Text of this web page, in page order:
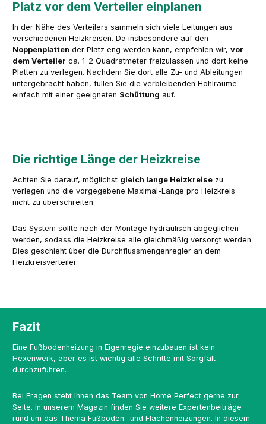
Platz vor dem Verteiler einplanen
In der Nähe des Verteilers sammeln sich viele Leitungen aus
verschiedenen Heizkreisen. Da insbesondere auf den
Noppenplatten der Platz eng werden kann, empfehlen wir, vor
dem Verteiler ca. 1-2 Quadratmeter freizulassen und dort keine
Platten zu verlegen. Nachdem Sie dort alle Zu- und Ableitungen
untergebracht haben, füllen Sie die verbleibenden Hohlräume
einfach mit einer geeigneten Schüttung auf.
Die richtige Länge der Heizkreise
Achten Sie darauf, möglichst gleich lange Heizkreise zu
verlegen und die vorgegebene Maximal-Länge pro Heizkreis
nicht zu überschreiten.
Das System sollte nach der Montage hydraulisch abgeglichen
werden, sodass die Heizkreise alle gleichmäßig versorgt werden.
Dies geschieht über die Durchflussmengenregler an dem
Heizkreisverteiler.
Fazit
Eine Fußbodenheizung in Eigenregie einzubauen ist kein
Hexenwerk, aber es ist wichtig alle Schritte mit Sorgfalt
durchzuführen.
Bei Fragen steht Ihnen das Team von Home Perfect gerne zur
Seite. In unserem Magazin finden Sie weitere Expertenbeiträge
rund um das Thema Fußboden- und Flächenheizungen. In diesem